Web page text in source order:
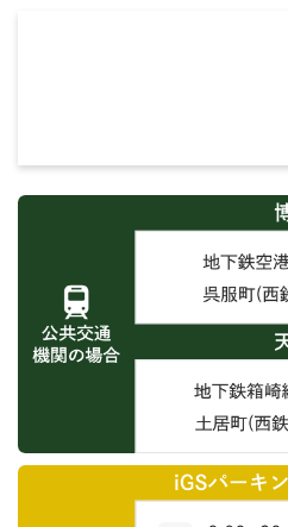
2023年GWの営業について
公